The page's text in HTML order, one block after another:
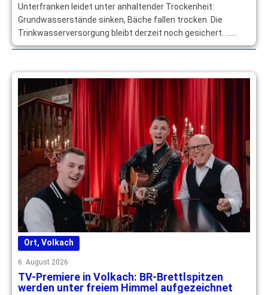
Unterfranken leidet unter anhaltender Trockenheit:
Grundwasserstände sinken, Bäche fallen trocken. Die
Trinkwasserversorgung bleibt derzeit noch gesichert. …
mehr
Ort, Volkach
6. August 2026
TV-Premiere in Volkach: BR-Brettlspitzen
werden unter freiem Himmel aufgezeichnet